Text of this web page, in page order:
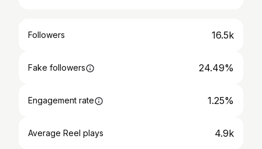
Followers 16.5k
Fake followers 24.49%
Engagement rate 1.25%
Average Reel plays 4.9k